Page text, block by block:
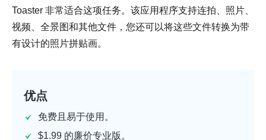
Toaster 非常适合这项任务。该应用程序支持连拍、照片、
视频、全景图和其他文件，您还可以将这些文件转换为带
有设计的照片拼贴画。
优点
免费且易于使用。
$1.99 的廉价专业版。